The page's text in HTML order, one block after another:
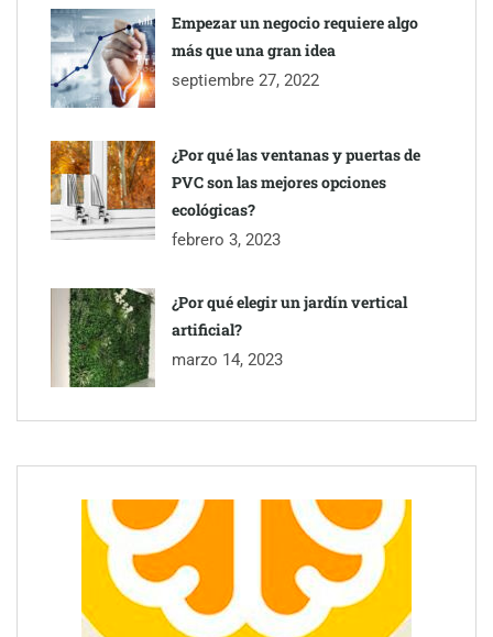
Empezar un negocio requiere algo
más que una gran idea
septiembre 27, 2022
¿Por qué las ventanas y puertas de
PVC son las mejores opciones
ecológicas?
febrero 3, 2023
¿Por qué elegir un jardín vertical
artificial?
marzo 14, 2023